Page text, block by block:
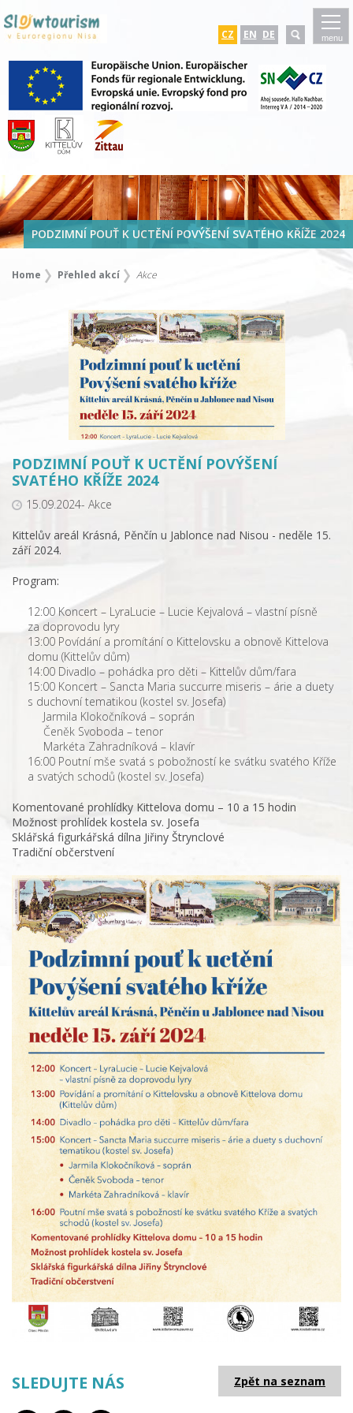
CZ EN DE menu
PODZIMNÍ POUŤ K UCTĚNÍ POVÝŠENÍ SVATÉHO KŘÍŽE 2024
Home Přehled akcí Akce
PODZIMNÍ POUŤ K UCTĚNÍ POVÝŠENÍ
SVATÉHO KŘÍŽE 2024
15.09.2024- Akce
Kittelův areál Krásná, Pěnčín u Jablonce nad Nisou - neděle 15.
září 2024.
Program:
12:00 Koncert – LyraLucie – Lucie Kejvalová – vlastní písně
za doprovodu lyry
13:00 Povídání a promítání o Kittelovsku a obnově Kittelova
domu (Kittelův dům)
14:00 Divadlo – pohádka pro děti – Kittelův dům/fara
15:00 Koncert – Sancta Maria succurre miseris – árie a duety
s duchovní tematikou (kostel sv. Josefa)
Jarmila Klokočníková – soprán
Čeněk Svoboda – tenor
Markéta Zahradníková – klavír
16:00 Poutní mše svatá s pobožností ke svátku svatého Kříže
a svatých schodů (kostel sv. Josefa)
Komentované prohlídky Kittelova domu – 10 a 15 hodin
Možnost prohlídek kostela sv. Josefa
Sklářská figurkářská dílna Jiřiny Štrynclové
Tradiční občerstvení
Zpět na seznam
SLEDUJTE NÁS